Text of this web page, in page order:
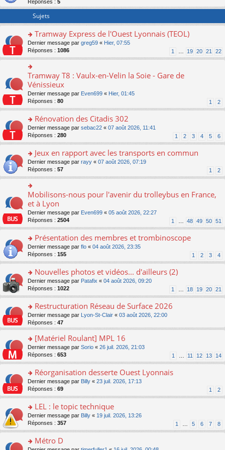
er
s
s
a
g
e
n
o
n
lu
le
pl
u
s
ré
c
nt
Réponses : 5
Sujets
o
n
s
ult
er
le
m
e
s
s
a
g
e
n
lu
le
pl
u
s
ré
c
e
nt
Tramway Express de l'Ouest Lyonnais (TEOL)
Dernier message par greg59 « Hier, 07:55
Réponses : 1086 1 19 20 21 22
o
n
ult
er
le
m
e
s
s
a
g
e
n
o
n
lu
le
pl
u
c
e
nt
Tramway T8 : Vaulx-en-Velin la Soie - Gare de
Vénissieux
Dernier message par Even699 « Hier, 01:45
Réponses : 80 1 2
o
n
s
ult
er
le
m
e
s
s
a
g
e
n
lu
le
pl
u
s
ré
nt
Rénovation des Citadis 302
Dernier message par sebac22 « 07 août 2026, 11:41
Réponses : 280 1 2 3 4 5 6
o
n
s
ult
er
le
m
e
s
s
a
g
e
n
lu
le
pl
u
s
ré
c
nt
Jeux en rapport avec les transports en commun
Dernier message par rayy « 07 août 2026, 07:19
Réponses : 57 1 2
o
n
ult
er
le
m
e
s
s
a
g
e
n
o
n
lu
le
pl
u
s
ré
nt
Mobilisons-nous pour l'avenir du trolleybus en France,
et à Lyon
Dernier message par Even699 « 05 août 2026, 22:27
Réponses : 2504 1 48 49 50 51
o
n
s
ult
er
le
m
e
s
s
a
g
e
n
o
le
pl
u
s
ré
c
e
Présentation des membres et trombinoscope
Dernier message par flo « 04 août 2026, 23:35
Réponses : 155 1 2 3 4
o
n
s
ult
er
le
m
s
s
a
g
e
n
o
le
pl
u
s
ré
c
Nouvelles photos et vidéos... d'ailleurs (2)
Dernier message par Patafix « 04 août 2026, 09:20
Réponses : 1022 1 18 19 20 21
o
n
s
ult
er
le
s
s
a
g
e
n
o
le
Restructuration Réseau de Surface 2026
Dernier message par Lyon-St-Clair « 03 août 2026, 22:00
Réponses : 47
o
n
s
ult
er
le
m
e
s
s
a
g
n
[Matériel Roulant] MPL 16
Dernier message par Sorio « 26 juil. 2026, 21:03
Réponses : 653 1 11 12 13 14
o
n
s
ult
er
le
m
e
s
Réorganisation desserte Ouest Lyonnais
Dernier message par Billy « 23 juil. 2026, 17:13
Réponses : 69 1 2
o
n
s
ult
er
LEL : le topic technique
Dernier message par Billy « 19 juil. 2026, 13:26
Réponses : 357 1 5 6 7 8
Métro D